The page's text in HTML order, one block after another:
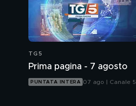
TG5
Prima pagina - 7 agosto
PUNTATA INTERA 07 ago | Canale 5